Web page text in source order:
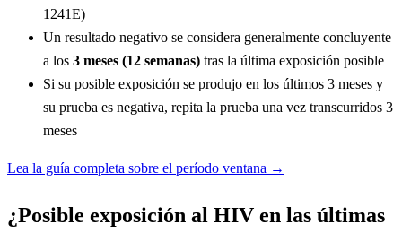
1241E)
Un resultado negativo se considera generalmente concluyente
a los 3 meses (12 semanas) tras la última exposición posible
Si su posible exposición se produjo en los últimos 3 meses y
su prueba es negativa, repita la prueba una vez transcurridos 3
meses
Lea la guía completa sobre el período ventana →
¿Posible exposición al HIV en las últimas